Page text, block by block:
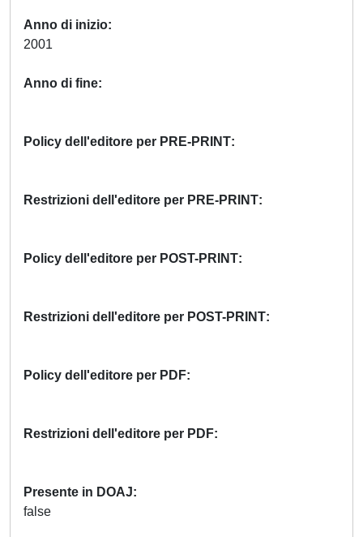
Anno di inizio
Anno di fine
Policy dell'editore per PRE-PRINT
Restrizioni dell'editore per PRE-PRINT
Policy dell'editore per POST-PRINT
Restrizioni dell'editore per POST-PRINT
Policy dell'editore per PDF
Restrizioni dell'editore per PDF
Presente in DOAJ